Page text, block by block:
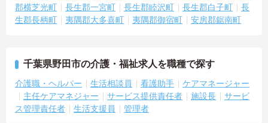
郡横芝光町
長生郡一宮町 長生郡睦沢町 長生郡白子町
長
生郡長柄町
夷隅郡大多喜町 夷隅郡御宿町 安房郡鋸南町
千葉県野田市の介護・福祉求人を職種で探す
介護職・ヘルパー 生活相談員 看護助手
ケアマネージャー
主任ケアマネジャー
サービス提供責任者 施設長
サービ
ス管理責任者
生活支援員 管理者